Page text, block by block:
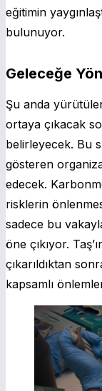
eğitimin
bulunuyor.
Geleceğe
Şu anda
ortaya çıkacak
belirleyecek. Bu
gösteren
edecek.
risklerin
sadece bu
öne çıkıyor.
çıkarıldıktan
kapsamlı